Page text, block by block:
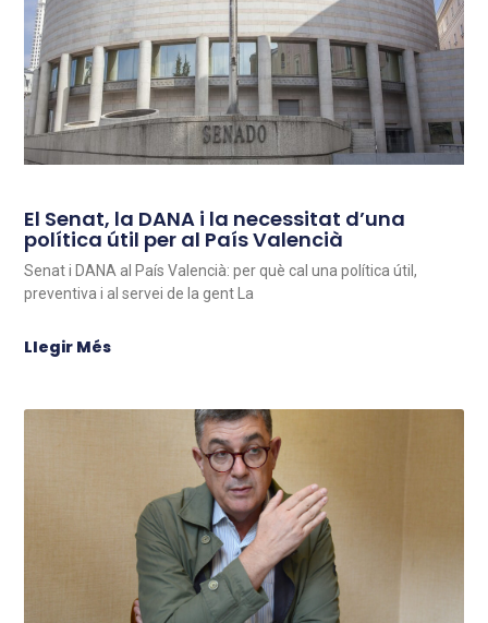
El Senat, la DANA i la necessitat d’una
política útil per al País Valencià
Senat i DANA al País Valencià: per què cal una política útil,
preventiva i al servei de la gent La
Llegir Més